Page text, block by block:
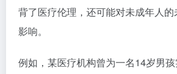
背了医疗伦理，还可能对未成年人
影响。
例如，某医疗机构曾为一名14岁男